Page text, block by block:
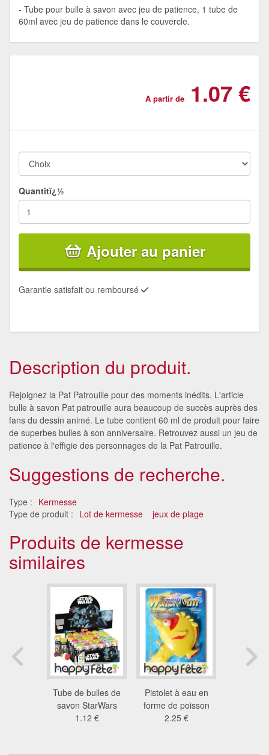
Tube pour bulle à savon avec jeu de patience, 1 tube de
60ml avec jeu de patience dans le couvercle.
A partir de 1.07 €
Quantitï¿½
Ajouter au panier
Garantie satisfait ou remboursé
Description du produit.
Rejoignez la Pat Patrouille pour des moments inédits. L'article
bulle à savon Pat patrouille aura beaucoup de succès auprès des
fans du dessin animé. Le tube contient 60 ml de produit pour faire
de superbes bulles à son anniversaire. Retrouvez aussi un jeu de
patience à l'effigie des personnages de la Pat Patrouille.
Suggestions de recherche.
Type : Kermesse
Type de produit : Lot de kermesse jeux de plage
Produits de kermesse
similaires
Tube de bulles de
savon StarWars
1.12 €
Pistolet à eau en
forme de poisson
2.25 €